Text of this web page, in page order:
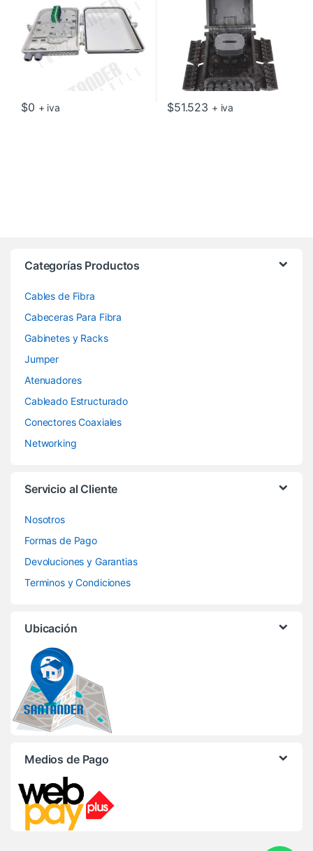
$0 + iva $51.523 + iva
Categorías Productos
Cables de Fibra
Cabeceras Para Fibra
Gabinetes y Racks
Jumper
Atenuadores
Cableado Estructurado
Conectores Coaxiales
Networking
Servicio al Cliente
Nosotros
Formas de Pago
Devoluciones y Garantias
Terminos y Condiciones
Ubicación
Medios de Pago